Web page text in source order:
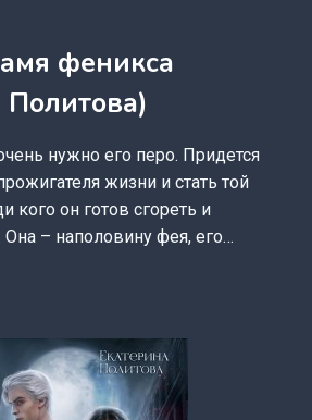
феникса
Политова)
нужно его перо. Придется
жизни и стать той
кого он готов сгореть и
Она – наполовину фея, его…